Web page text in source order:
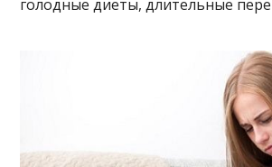
голодные диеты, длительные